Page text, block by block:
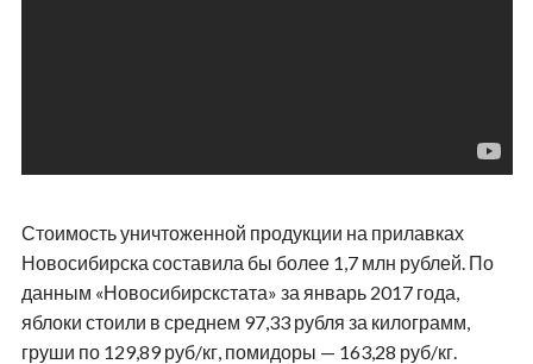
Стоимость уничтоженной продукции на прилавках
Новосибирска составила бы более 1,7 млн рублей. По
данным «Новосибирскстата» за январь 2017 года,
яблоки стоили в среднем 97,33 рубля за килограмм,
груши по 129,89 руб/кг, помидоры — 163,28 руб/кг.